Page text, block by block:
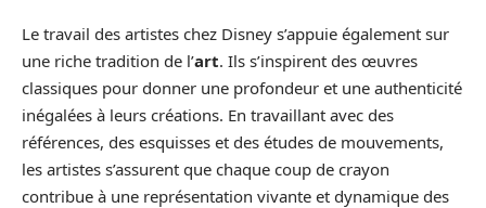
Le travail des artistes chez Disney s’appuie également sur
une riche tradition de l’art. Ils s’inspirent des œuvres
classiques pour donner une profondeur et une authenticité
inégalées à leurs créations. En travaillant avec des
références, des esquisses et des études de mouvements,
les artistes s’assurent que chaque coup de crayon
contribue à une représentation vivante et dynamique des